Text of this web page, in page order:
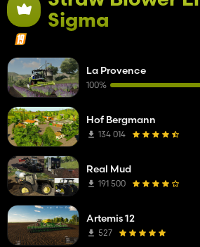
Sigma
La Provence
100%
Hof Bergmann
134 014
Real Mud
191 500
Artemis 12
527